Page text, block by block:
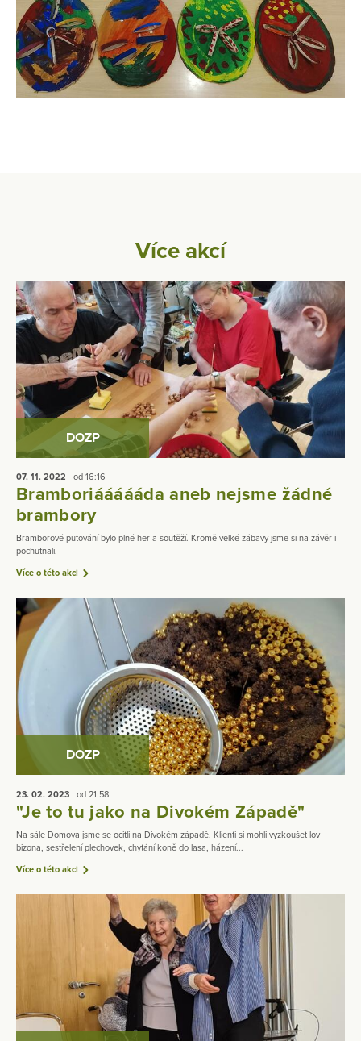
Více akcí
DOZP
07. 11. 2022 od 16:16
Bramboriáááááda aneb nejsme žádné
brambory
Bramborové putování bylo plné her a soutěží. Kromě velké zábavy jsme si na závěr i
pochutnali.
Více o této akci
DOZP
23. 02. 2023 od 21:58
"Je to tu jako na Divokém Západě"
Na sále Domova jsme se ocitli na Divokém západě. Klienti si mohli vyzkoušet lov
bizona, sestřelení plechovek, chytání koně do lasa, házení...
Více o této akci